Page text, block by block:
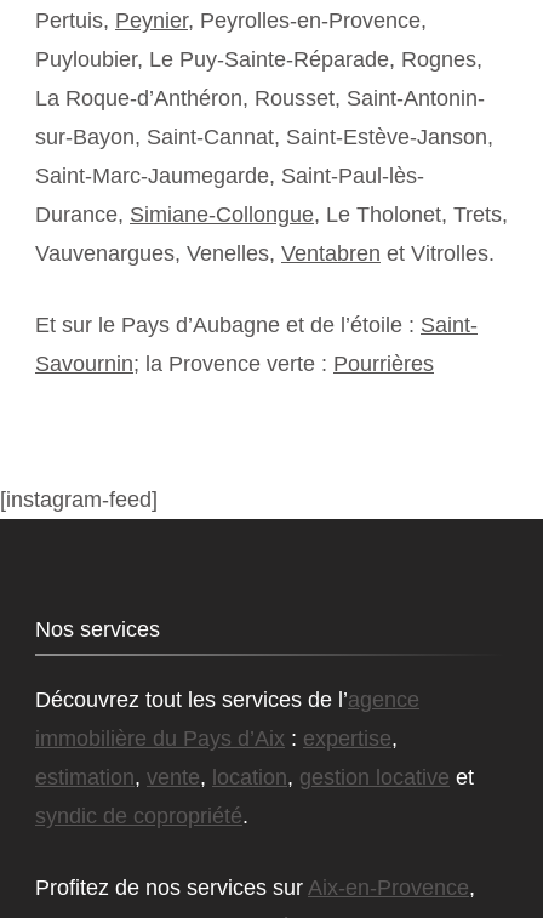
Pertuis, Peynier, Peyrolles-en-Provence,
Puyloubier, Le Puy-Sainte-Réparade, Rognes,
La Roque-d’Anthéron, Rousset, Saint-Antonin-
sur-Bayon, Saint-Cannat, Saint-Estève-Janson,
Saint-Marc-Jaumegarde, Saint-Paul-lès-
Durance, Simiane-Collongue, Le Tholonet, Trets,
Vauvenargues, Venelles, Ventabren et Vitrolles.
Et sur le Pays d’Aubagne et de l’étoile : Saint-
Savournin; la Provence verte : Pourrières
[instagram-feed]
Nos services
Découvrez tout les services de l’agence
immobilière du Pays d’Aix : expertise,
estimation, vente, location, gestion locative et
syndic de copropriété.
Profitez de nos services sur Aix-en-Provence,